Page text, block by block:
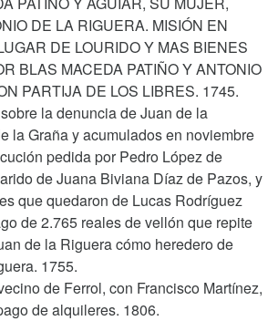
DE LA RIGUERA. MISIÓN EN
DE LOURIDO Y MAS BIENES
BLAS MACEDA PATIÑO Y ANTONIO
PARTIJA DE LOS LIBRES. 1745.
la denuncia de Juan de la
la Graña y acumulados en noviembre
pedida por Pedro López de
de Juana Biviana Díaz de Pazos, y
que quedaron de Lucas Rodríguez
de 2.765 reales de vellón que repite
de la Riguera cómo heredero de
1755.
de Ferrol, con Francisco Martínez,
de alquileres. 1806.